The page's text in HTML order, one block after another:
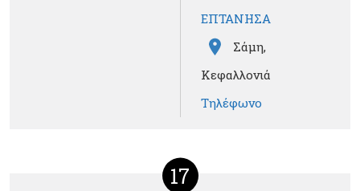
ΕΠΤΑΝΗΣΑ
Σάμη,
Κεφαλλονιά
Τηλέφωνο
17